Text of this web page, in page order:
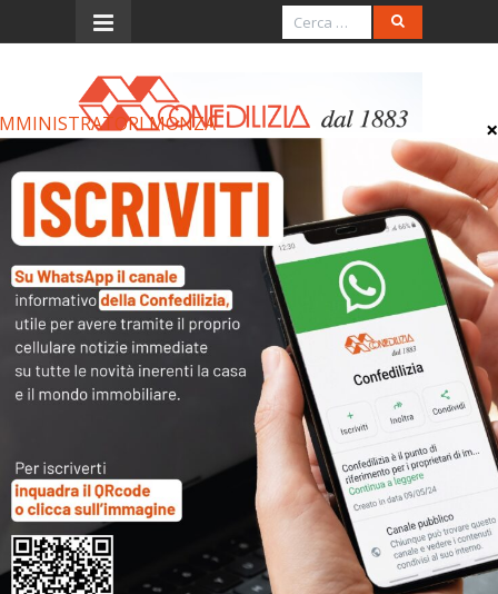
Menu
AMMINISTRATORI MONZA
AMMINISTRATORI MONZA
Archivi
Categorie
MONZA